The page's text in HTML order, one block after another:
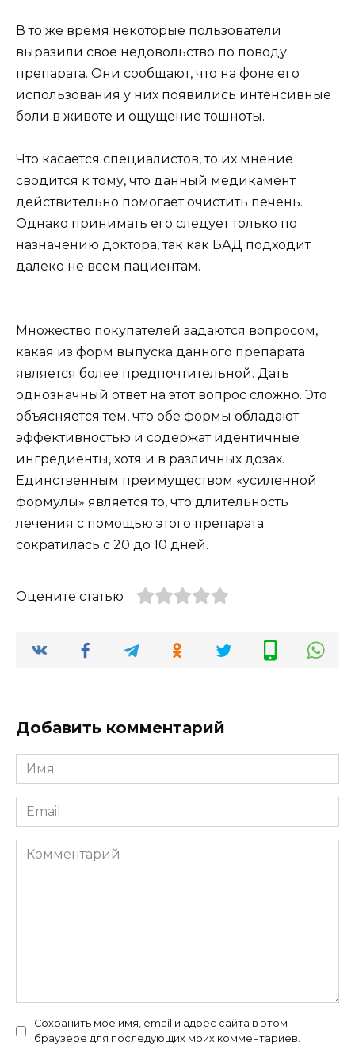
В то же время некоторые пользователи
выразили свое недовольство по поводу
препарата. Они сообщают, что на фоне его
использования у них появились интенсивные
боли в животе и ощущение тошноты.
Что касается специалистов, то их мнение
сводится к тому, что данный медикамент
действительно помогает очистить печень.
Однако принимать его следует только по
назначению доктора, так как БАД подходит
далеко не всем пациентам.
Множество покупателей задаются вопросом,
какая из форм выпуска данного препарата
является более предпочтительной. Дать
однозначный ответ на этот вопрос сложно. Это
объясняется тем, что обе формы обладают
эффективностью и содержат идентичные
ингредиенты, хотя и в различных дозах.
Единственным преимуществом «усиленной
формулы» является то, что длительность
лечения с помощью этого препарата
сократилась с 20 до 10 дней.
Оцените статью
Добавить комментарий
Имя
*
Email
*
Комментарий
Сохранить моё имя, email и адрес сайта в этом
браузере для последующих моих комментариев.